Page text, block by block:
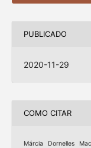
PUBLICADO
2020-11-29
COMO CITAR
Márcia Dornelles